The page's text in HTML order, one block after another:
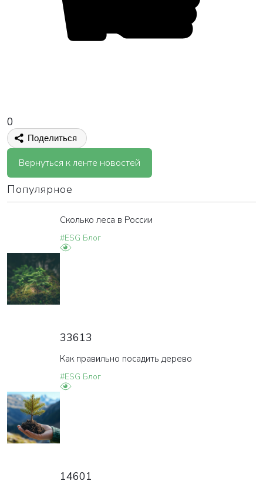
0
Поделиться
Вернуться к ленте новостей
Популярное
Сколько леса в России
#ESG Блог
33613
Как правильно посадить дерево
#ESG Блог
14601
ВАША ЗАЯВКА ОТПРАВЛЕНА
в ближайшее время наши менеджеры
свяжутся с вами